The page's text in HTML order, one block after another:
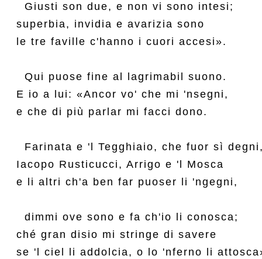
  Giusti son due, e non vi sono intesi;
superbia, invidia e avarizia sono
le tre faville c'hanno i cuori accesi».
  Qui puose fine al lagrimabil suono.
E io a lui: «Ancor vo' che mi 'nsegni,
e che di più parlar mi facci dono.
Farinata e 'l Tegghiaio, che fuor sì
Iacopo Rusticucci, Arrigo e 'l Mosca
e li altri ch'a ben far puoser li 'ngegni,
  dimmi ove sono e fa ch'io li conosca;
ché gran disio mi stringe di savere
se 'l ciel li addolcia, o lo 'nferno li